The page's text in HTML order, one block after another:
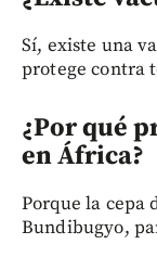
Sí, existe una
protege contra
¿Por qué
en África?
Porque la cepa
Bundibugyo,